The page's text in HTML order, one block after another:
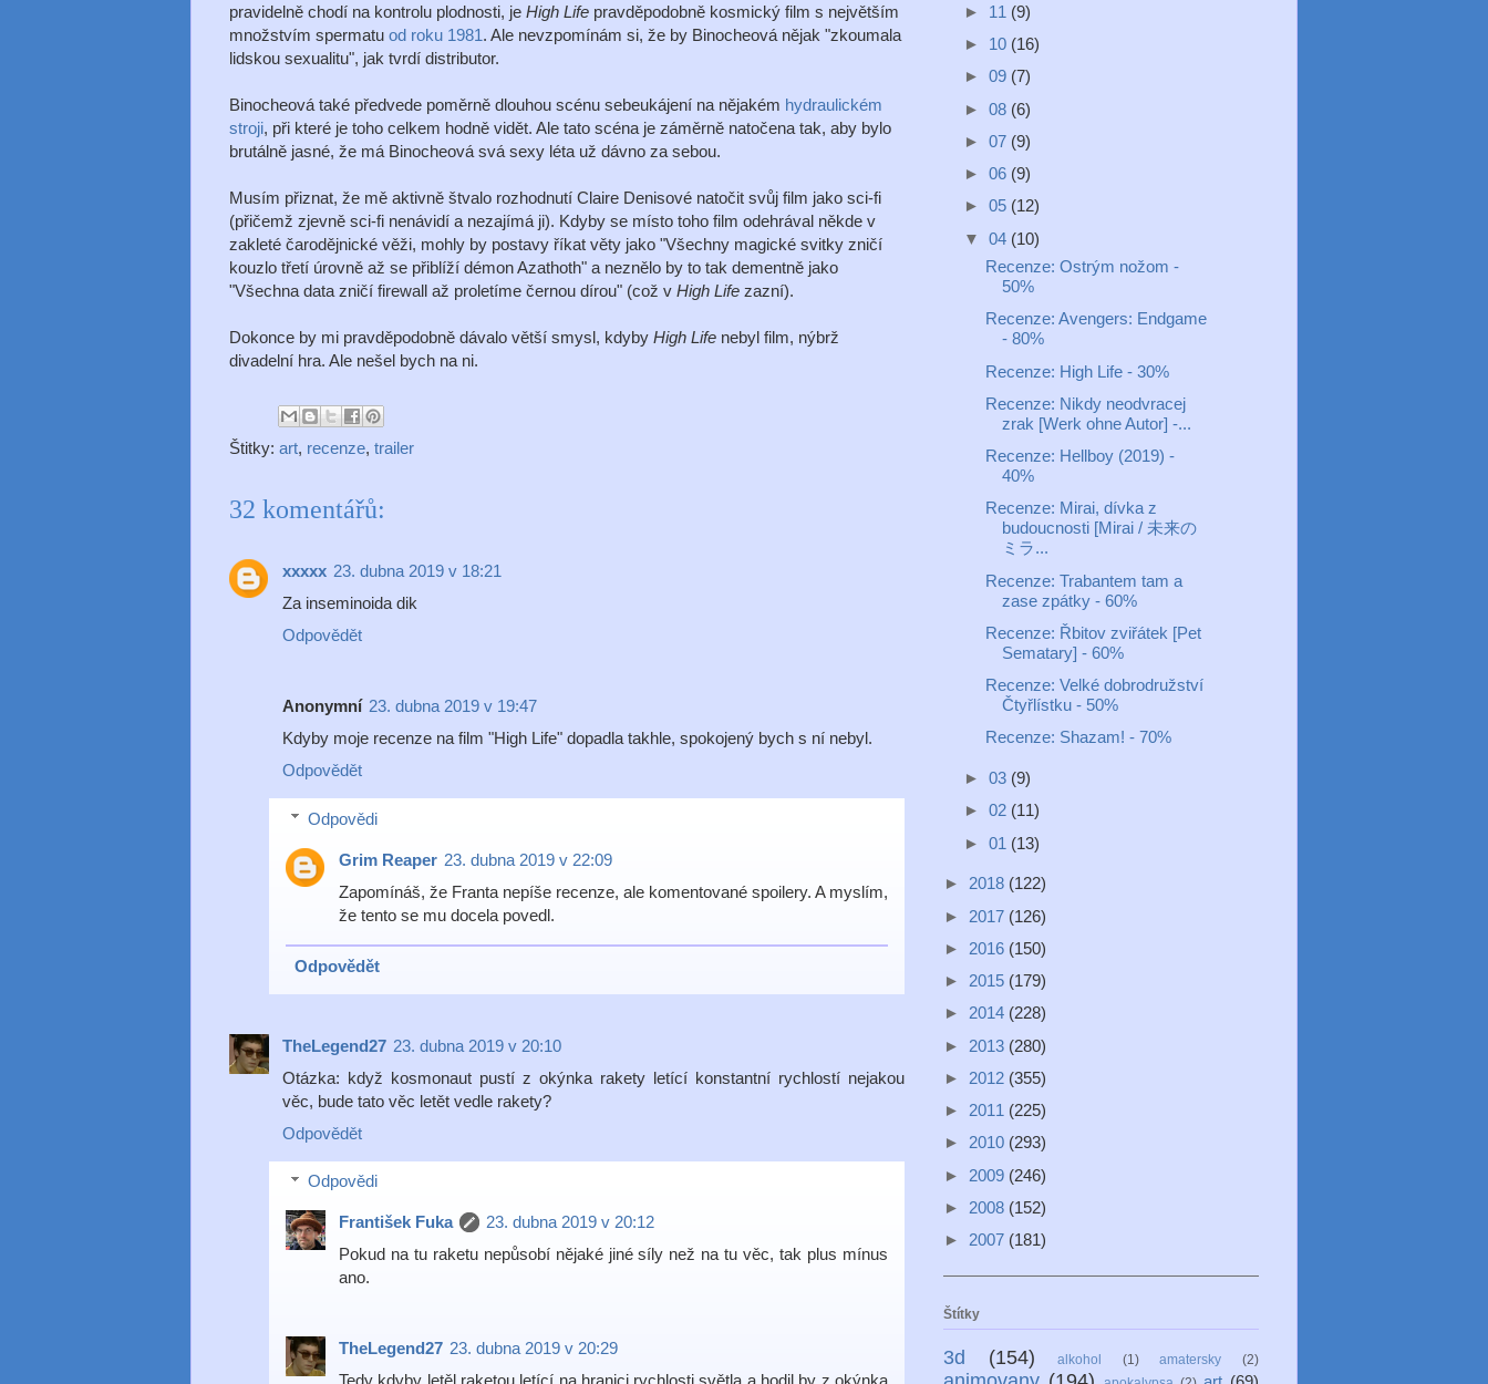
pravidelně chodí na kontrolu plodnosti, je High Life pravděpodobně kosmický film s největším
množstvím spermatu od roku 1981. Ale nevzpomínám si, že by Binocheová nějak "zkoumala
lidskou sexualitu", jak tvrdí distributor.
Binocheová také předvede poměrně dlouhou scénu sebeukájení na nějakém hydraulickém
stroji, při které je toho celkem hodně vidět. Ale tato scéna je záměrně natočena tak, aby bylo
brutálně jasné, že má Binocheová svá sexy léta už dávno za sebou.
Musím přiznat, že mě aktivně štvalo rozhodnutí Claire Denisové natočit svůj film jako sci-fi
(přičemž zjevně sci-fi nenávidí a nezajímá ji). Kdyby se místo toho film odehrával někde v
zakleté čarodějnické věži, mohly by postavy říkat věty jako "Všechny magické svitky zničí
kouzlo třetí úrovně až se přiblíží démon Azathoth" a neznělo by to tak dementně jako
"Všechna data zničí firewall až proletíme černou dírou" (což v High Life zazní).
Dokonce by mi pravděpodobně dávalo větší smysl, kdyby High Life nebyl film, nýbrž
divadelní hra. Ale nešel bych na ni.
Štitky: art, recenze, trailer
32 komentářů:
xxxxx 23. dubna 2019 v 18:21
Za inseminoida dik
Odpovědět
Anonymní 23. dubna 2019 v 19:47
Kdyby moje recenze na film "High Life" dopadla takhle, spokojený bych s ní nebyl.
Odpovědět
Odpovědi
Grim Reaper 23. dubna 2019 v 22:09
Zapomínáš, že Franta nepíše recenze, ale komentované spoilery. A myslím,
že tento se mu docela povedl.
Odpovědět
TheLegend27 23. dubna 2019 v 20:10
Otázka: když kosmonaut pustí z okýnka rakety letící konstantní rychlostí nejakou
věc, bude tato věc letět vedle rakety?
Odpovědět
Odpovědi
František Fuka
23. dubna 2019 v 20:12
Pokud na tu raketu nepůsobí nějaké jiné síly než na tu věc, tak plus mínus
ano.
TheLegend27 23. dubna 2019 v 20:29
Tedy kdyby letěl raketou letící na hranici rychlosti světla a hodil by z okýnka
► 11 (9)
► 10 (16)
► 09 (7)
► 08 (6)
► 07 (9)
► 06 (9)
► 05 (12)
▼ 04 (10)
Recenze: Ostrým nožom -
50%
Recenze: Avengers: Endgame
- 80%
Recenze: High Life - 30%
Recenze: Nikdy neodvracej
zrak [Werk ohne Autor] -...
Recenze: Hellboy (2019) -
40%
Recenze: Mirai, dívka z
budoucnosti [Mirai / 未来の
ミラ...
Recenze: Trabantem tam a
zase zpátky - 60%
Recenze: Řbitov zviřátek [Pet
Sematary] - 60%
Recenze: Velké dobrodružství
Čtyřlístku - 50%
Recenze: Shazam! - 70%
► 03 (9)
► 02 (11)
► 01 (13)
► 2018 (122)
► 2017 (126)
► 2016 (150)
► 2015 (179)
► 2014 (228)
► 2013 (280)
► 2012 (355)
► 2011 (225)
► 2010 (293)
► 2009 (246)
► 2008 (152)
► 2007 (181)
Štítky
3d (154) alkohol (1) amatersky (2)